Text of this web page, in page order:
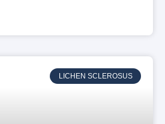
LICHEN SCLEROSUS